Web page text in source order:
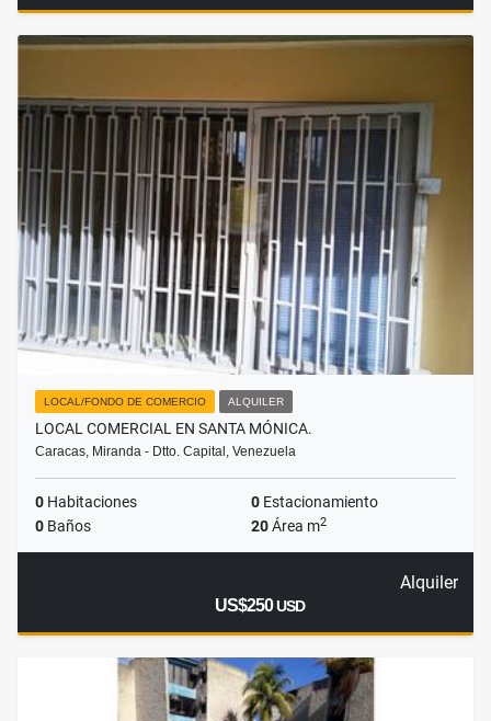
LOCAL/FONDO DE COMERCIO ALQUILER
LOCAL COMERCIAL EN SANTA MÓNICA.
Caracas, Miranda - Dtto. Capital, Venezuela
0 Habitaciones 0 Estacionamiento
0 Baños 20Área m2
Alquiler
US$250USD